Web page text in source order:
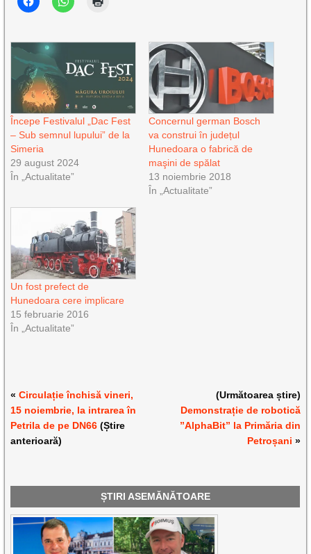
Începe Festivalul „Dac Fest
– Sub semnul lupului” de la
Simeria
29 august 2024
În „Actualitate”
Concernul german Bosch
va construi în județul
Hunedoara o fabrică de
maşini de spălat
13 noiembrie 2018
În „Actualitate”
Un fost prefect de
Hunedoara cere implicare
15 februarie 2016
În „Actualitate”
«Circulație închisă vineri,
15 noiembrie, la intrarea în
Petrila de pe DN66 (Știre
anterioară)
(Următoarea știre)
Demonstrație de robotică
”AlphaBit” la Primăria din
Petroșani »
ȘTIRI ASEMĂNĂTOARE